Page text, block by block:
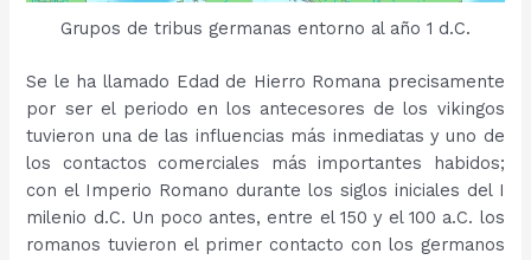
Grupos de tribus germanas entorno al año 1 d.C.
Se le ha llamado Edad de Hierro Romana precisamente
por ser el periodo en los antecesores de los vikingos
tuvieron una de las influencias más inmediatas y uno de
los contactos comerciales más importantes habidos;
con el Imperio Romano durante los siglos iniciales del I
milenio d.C. Un poco antes, entre el 150 y el 100 a.C. los
romanos tuvieron el primer contacto con los germanos